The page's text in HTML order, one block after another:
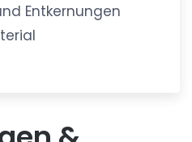
Entkernungen